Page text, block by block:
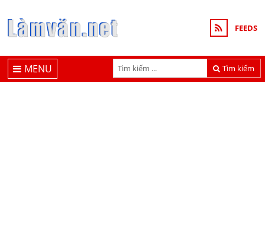
FEEDS
Tìm kiếm
MENU